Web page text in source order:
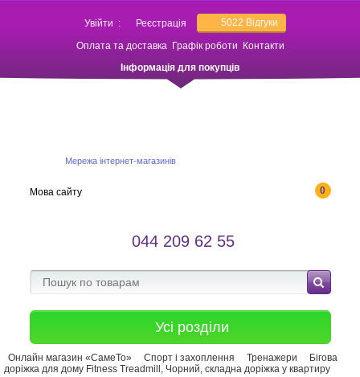
Увійти : Реєстрація 5022 Відгуки
Оплата та доставка Графік роботи
Контакти
Інформація для покупців
Мережа інтернет-магазинів
0
Мова сайту
044 209 62 55
Усі розділи
Онлайн магазин «СамеТо» Спорт і захоплення Тренажери
Бігова
доріжка для дому Fitness Treadmill, Чорний, складна доріжка у квартиру